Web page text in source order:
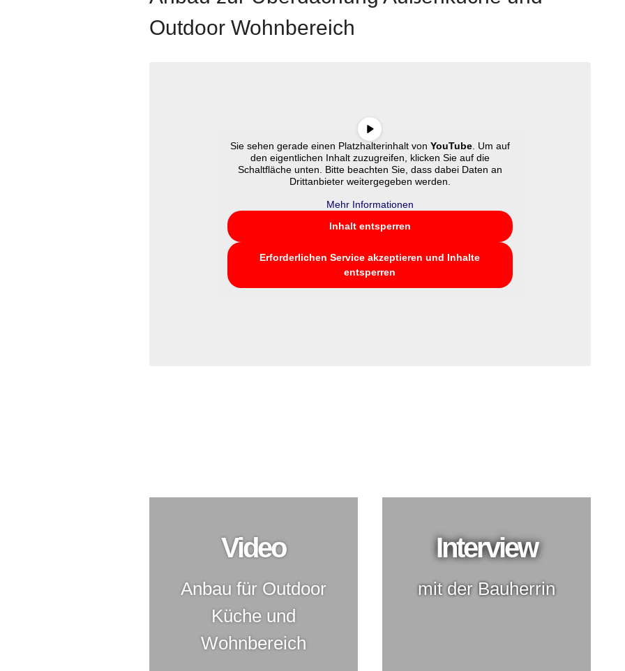
Outdoor Wohnbereich
Sie sehen gerade einen Platzhalterinhalt von YouTube. Um auf
den eigentlichen Inhalt zuzugreifen, klicken Sie auf die
Schaltfläche unten. Bitte beachten Sie, dass dabei Daten an
Drittanbieter weitergegeben werden.
Mehr Informationen
Inhalt entsperren
Erforderlichen Service akzeptieren und Inhalte
entsperren
Video
Anbau für Outdoor
Küche und
Wohnbereich
Interview
mit der Bauherrin